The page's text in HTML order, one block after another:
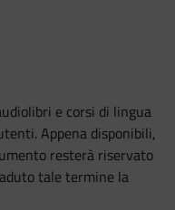
e corsi di lingua
Appena disponibili,
resterà riservato
tale termine la